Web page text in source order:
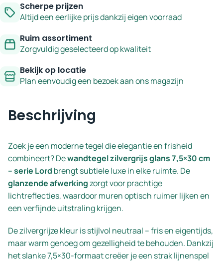
Scherpe prijzen
Altijd een eerlijke prijs dankzij eigen voorraad
Ruim assortiment
Zorgvuldig geselecteerd op kwaliteit
Bekijk op locatie
Plan eenvoudig een bezoek aan ons magazijn
Beschrijving
Zoek je een moderne tegel die elegantie en frisheid
combineert? Dewandtegel zilvergrijs glans 7,5×30 cm
– serie Lord brengt subtiele luxe in elke ruimte. De
glanzende afwerkingzorgt voor prachtige
lichtreflecties, waardoor muren optisch ruimer lijken en
een verfijnde uitstraling krijgen.
De zilvergrijze kleur is stijlvol neutraal – fris en eigentijds,
maar warm genoeg om gezelligheid te behouden. Dankzij
het slanke 7,5×30-formaat creëer je een strak lijnenspel